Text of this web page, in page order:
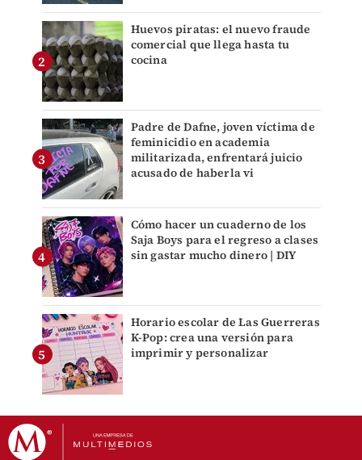
Huevos piratas: el nuevo fraude
comercial que llega hasta tu
cocina
Padre de Dafne, joven víctima de
feminicidio en academia
militarizada, enfrentará juicio
acusado de haberla vi
Cómo hacer un cuaderno de los
Saja Boys para el regreso a clases
sin gastar mucho dinero | DIY
Horario escolar de Las Guerreras
K-Pop: crea una versión para
imprimir y personalizar